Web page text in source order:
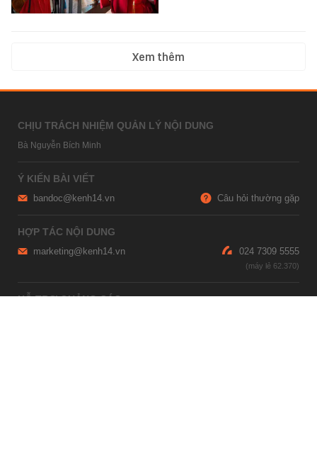
Xem thêm
CHỊU TRÁCH NHIỆM QUẢN LÝ NỘI DUNG
Bà Nguyễn Bích Minh
Ý KIẾN BÀI VIẾT
bandoc@kenh14.vn Câu hỏi thường gặp
HỢP TÁC NỘI DUNG
marketing@kenh14.vn 024 7309 5555
HỖ TRỢ QUẢNG CÁO